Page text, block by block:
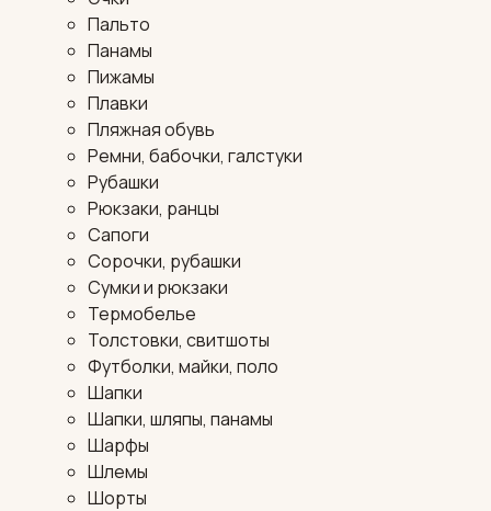
Пальто
Панамы
Пижамы
Плавки
Пляжная обувь
Ремни, бабочки, галстуки
Рубашки
Рюкзаки, ранцы
Сапоги
Сорочки, рубашки
Сумки и рюкзаки
Термобелье
Толстовки, свитшоты
Футболки, майки, поло
Шапки
Шапки, шляпы, панамы
Шарфы
Шлемы
Шорты